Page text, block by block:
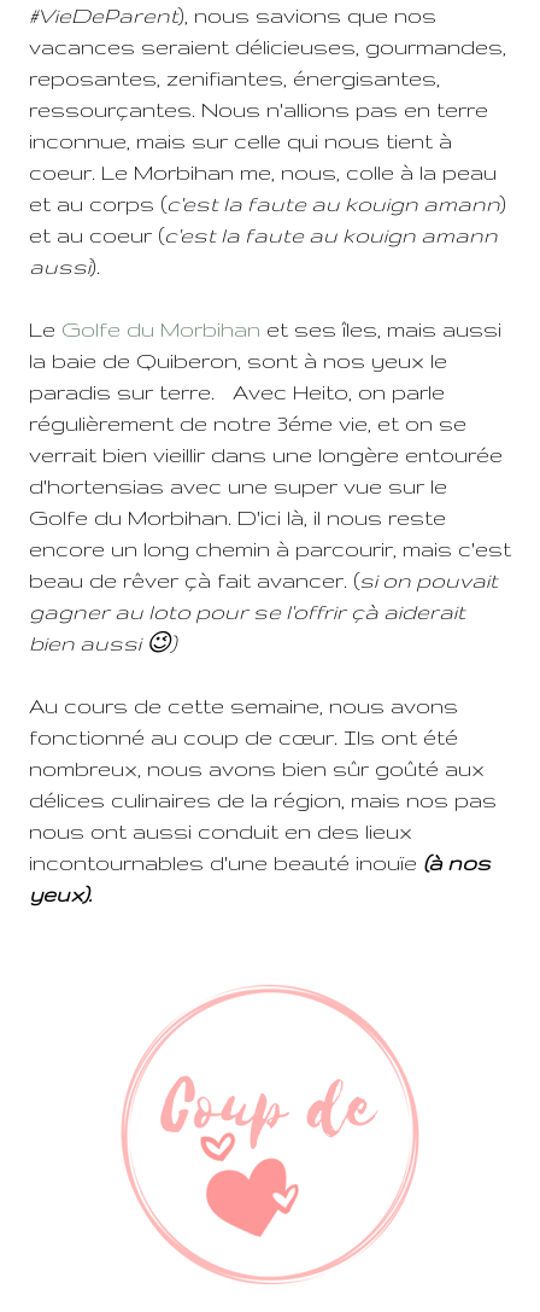
#VieDeParent), nous savions que nos
vacances seraient délicieuses, gourmandes,
reposantes, zenifiantes, énergisantes,
ressourçantes. Nous n'allions pas en terre
inconnue, mais sur celle qui nous tient à
coeur. Le Morbihan me, nous, colle à la peau
et au corps (c'est la faute au kouign amann)
et au coeur (c'est la faute au kouign amann
aussi).
Le Golfe du Morbihan et ses îles, mais aussi
la baie de Quiberon, sont à nos yeux le
paradis sur terre. Avec Heito, on parle
régulièrement de notre 3éme vie, et on se
verrait bien vieillir dans une longère entourée
d'hortensias avec une super vue sur le
Golfe du Morbihan. D'ici là, il nous reste
encore un long chemin à parcourir, mais c'est
beau de rêver çà fait avancer. (si on pouvait
gagner au loto pour se l'offrir çà aiderait
bien aussi 😉)
Au cours de cette semaine, nous avons
fonctionné au coup de cœur. Ils ont été
nombreux, nous avons bien sûr goûté aux
délices culinaires de la région, mais nos pas
nous ont aussi conduit en des lieux
incontournables d'une beauté inouïe (à nos
yeux).